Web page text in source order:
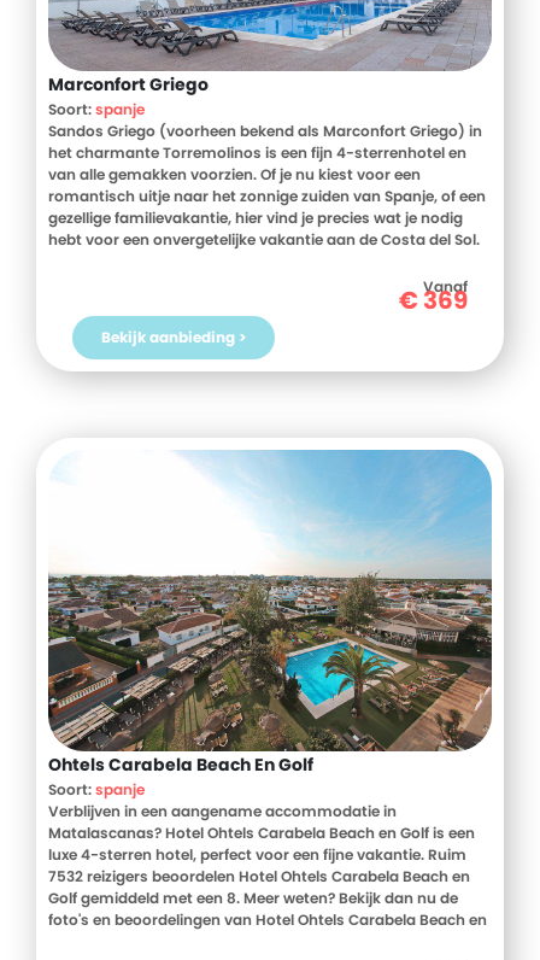
Marconfort Griego
Soort:spanje
Sandos Griego (voorheen bekend als Marconfort Griego) in
het charmante Torremolinos is een fijn 4-sterrenhotel en
van alle gemakken voorzien. Of je nu kiest voor een
romantisch uitje naar het zonnige zuiden van Spanje, of een
gezellige familievakantie, hier vind je precies wat je nodig
hebt voor een onvergetelijke vakantie aan de Costa del Sol.
buitenzwembad en proef de heerlijke gerechten in de diverse
restaurants en bars. Wat je voorkeur ook is, Sandos Griego
zorgt voor ontspanning, comfort en gezelligheid. Ook
benieuwd geworden? Lees dan snel verder en boek jouw
vakantie naar Sandos Griego bij D-reizen!
Vanaf
€369
Bekijk aanbieding >
Ohtels Carabela Beach En Golf
Soort:spanje
Verblijven in een aangename accommodatie in
Matalascanas? Hotel Ohtels Carabela Beach en Golf is een
luxe 4-sterren hotel, perfect voor een fijne vakantie. Ruim
7532 reizigers beoordelen Hotel Ohtels Carabela Beach en
Golf gemiddeld met een 8. Meer weten? Bekijk dan nu de
foto's en beoordelingen van Hotel Ohtels Carabela Beach en